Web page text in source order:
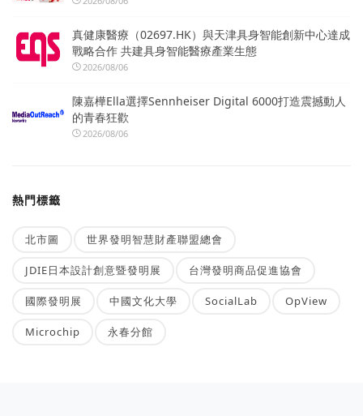
真健康醫療（02697.HK）與天津具身智能創新中心達成
戰略合作 共建具身智能醫療產業生態
2026/08/06
陳嘉樺Ella選擇Sennheiser Digital 6000打造震撼動人
的青春狂歡
2026/08/06
熱門標籤
北市圖 世界發明智慧財產聯盟總會
JDIE日本設計創意暨發明展 台灣發明商品促進協會
國際發明展 中國文化大學 SocialLab OpView
Microchip 永春分館